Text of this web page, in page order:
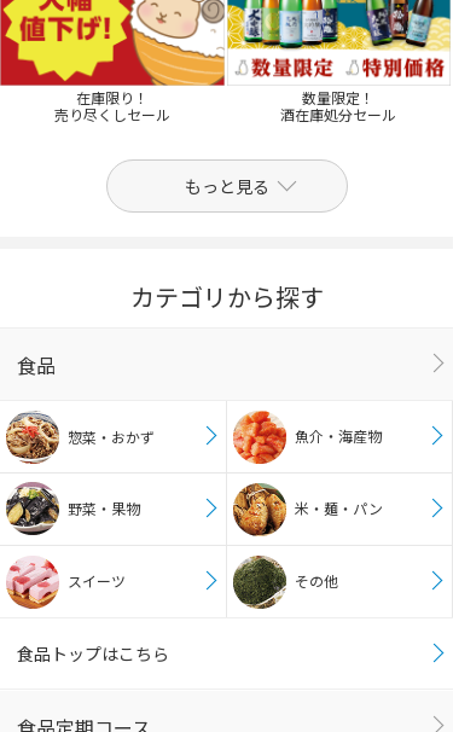
在庫限り！
売り尽くしセール
数量限定！
酒在庫処分セール
もっと見る
カテゴリから探す
食品
惣菜・おかず 魚介・海産物
野菜・果物 米・麺・パン
スイーツ その他
食品トップはこちら